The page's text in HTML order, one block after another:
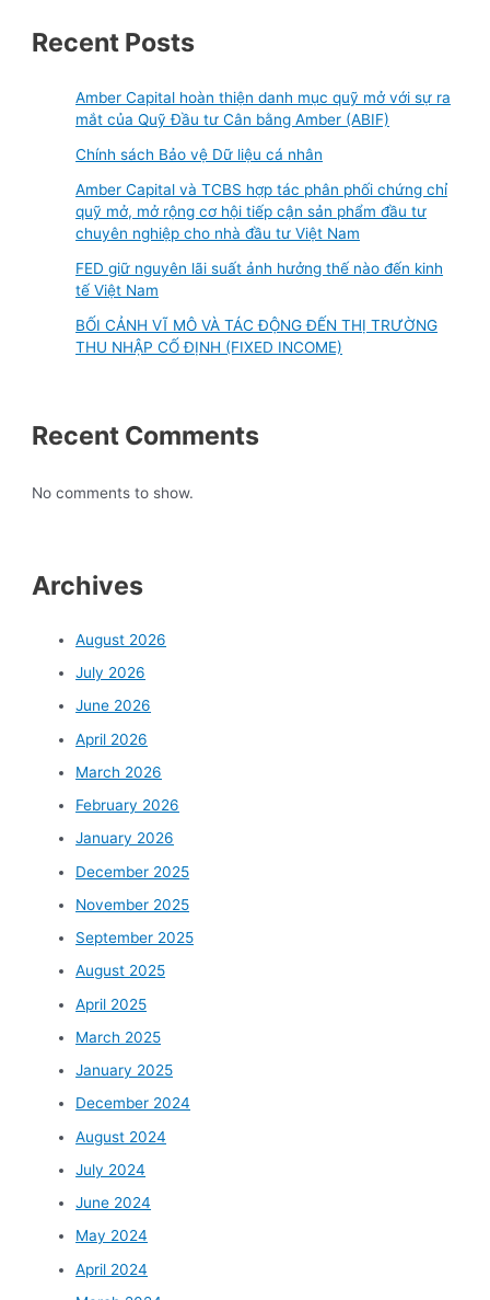
Recent Posts
Amber Capital hoàn thiện danh mục quỹ mở với sự ra
mắt của Quỹ Đầu tư Cân bằng Amber (ABIF)
Chính sách Bảo vệ Dữ liệu cá nhân
Amber Capital và TCBS hợp tác phân phối chứng chỉ
quỹ mở, mở rộng cơ hội tiếp cận sản phẩm đầu tư
chuyên nghiệp cho nhà đầu tư Việt Nam
FED giữ nguyên lãi suất ảnh hưởng thế nào đến kinh
tế Việt Nam
BỐI CẢNH VĨ MÔ VÀ TÁC ĐỘNG ĐẾN THỊ TRƯỜNG
THU NHẬP CỐ ĐỊNH (FIXED INCOME)
Recent Comments
No comments to show.
Archives
August 2026
July 2026
June 2026
April 2026
March 2026
February 2026
January 2026
December 2025
November 2025
September 2025
August 2025
April 2025
March 2025
January 2025
December 2024
August 2024
July 2024
June 2024
May 2024
April 2024